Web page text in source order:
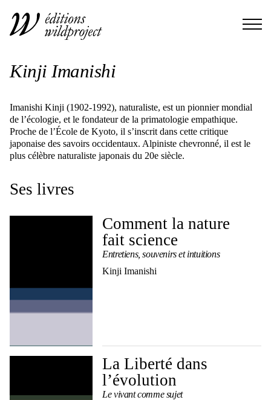
Kinji Imanishi
Imanishi Kinji (1902-1992), naturaliste, est un pionnier mondial
de l’écologie, et le fondateur de la primatologie empathique.
Proche de l’École de Kyoto, il s’inscrit dans cette critique
japonaise des savoirs occidentaux. Alpiniste chevronné, il est le
plus célèbre naturaliste japonais du 20e siècle.
Ses livres
Comment la nature
fait science
Entretiens, souvenirs et intuitions
Kinji Imanishi
La Liberté dans
l’évolution
Le vivant comme sujet